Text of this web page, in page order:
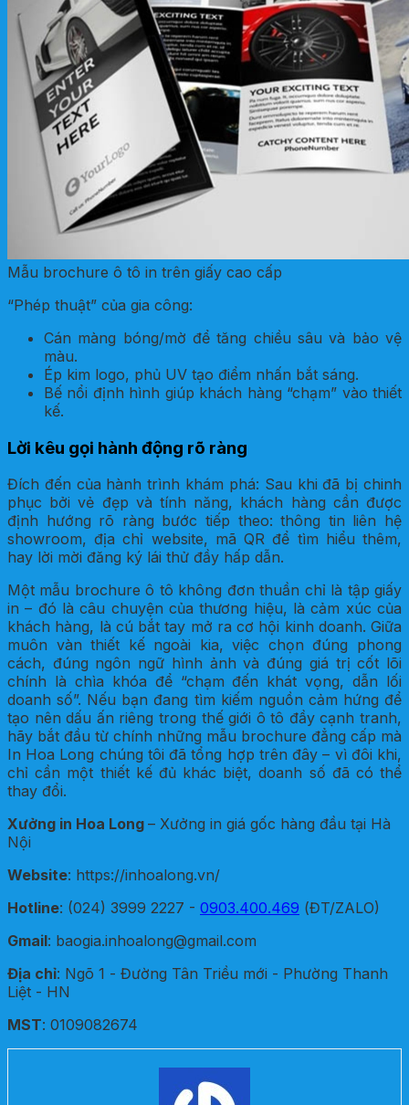
Mẫu brochure ô tô in trên giấy cao cấp
“Phép thuật” của gia công:
Cán màng bóng/mờ để tăng chiều sâu và bảo vệ
màu.
Ép kim logo, phủ UV tạo điểm nhấn bắt sáng.
Bế nổi định hình giúp khách hàng “chạm” vào thiết
kế.
Lời kêu gọi hành động rõ ràng
Đích đến của hành trình khám phá: Sau khi đã bị chinh
phục bởi vẻ đẹp và tính năng, khách hàng cần được
định hướng rõ ràng bước tiếp theo: thông tin liên hệ
showroom, địa chỉ website, mã QR để tìm hiểu thêm,
hay lời mời đăng ký lái thử đầy hấp dẫn.
Một mẫu brochure ô tô không đơn thuần chỉ là tập giấy
in – đó là câu chuyện của thương hiệu, là cảm xúc của
khách hàng, là cú bắt tay mở ra cơ hội kinh doanh. Giữa
muôn vàn thiết kế ngoài kia, việc chọn đúng phong
cách, đúng ngôn ngữ hình ảnh và đúng giá trị cốt lõi
chính là chìa khóa để “chạm đến khát vọng, dẫn lối
doanh số”. Nếu bạn đang tìm kiếm nguồn cảm hứng để
tạo nên dấu ấn riêng trong thế giới ô tô đầy cạnh tranh,
hãy bắt đầu từ chính những mẫu brochure đẳng cấp mà
In Hoa Long chúng tôi đã tổng hợp trên đây – vì đôi khi,
chỉ cần một thiết kế đủ khác biệt, doanh số đã có thể
thay đổi.
Xưởng in Hoa Long – Xưởng in giá gốc hàng đầu tại Hà
Nội
Website: https://inhoalong.vn/
Hotline: (024) 3999 2227 - 0903.400.469 (ĐT/ZALO)
Gmail: baogia.inhoalong@gmail.com
Địa chỉ: Ngõ 1 - Đường Tân Triều mới - Phường Thanh
Liệt - HN
MST: 0109082674